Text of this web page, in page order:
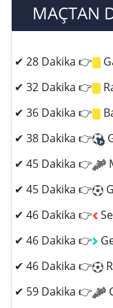
MAÇTAN
✔ 28 Dakika 👉
✔ 32 Dakika 👉
✔ 36 Dakika 👉
✔ 38 Dakika 👉
✔ 45 Dakika 👉
✔ 45 Dakika 👉
✔ 46 Dakika 👉
✔ 46 Dakika 👉
✔ 46 Dakika 👉
✔ 59 Dakika 👉